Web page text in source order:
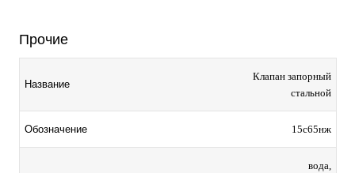
Прочие
Название
Клапан запорный
стальной
Обозначение 15с65нж
вода,